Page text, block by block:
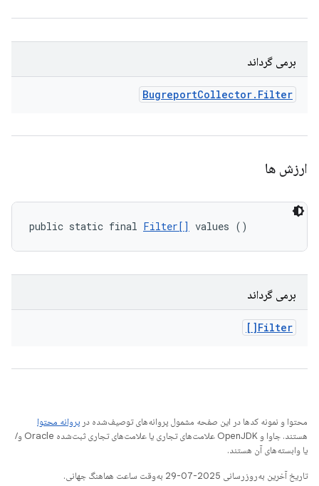
برمی گرداند
BugreportCollector. Filter
ارزش ها
public static final Filter[] values ()
برمی گرداند
Filter[]
محتوا و نمونه کدها در این صفحه مشمول پروانه‌های توصیف‌شده در پروانه محتوا
هستند. جاوا و OpenJDK علامت‌های تجاری یا علامت‌های تجاری ثبت‌شده Oracle و/
یا وابسته‌های آن هستند.
تاریخ آخرین به‌روزرسانی 2025-07-29 به‌وقت ساعت هماهنگ جهانی.